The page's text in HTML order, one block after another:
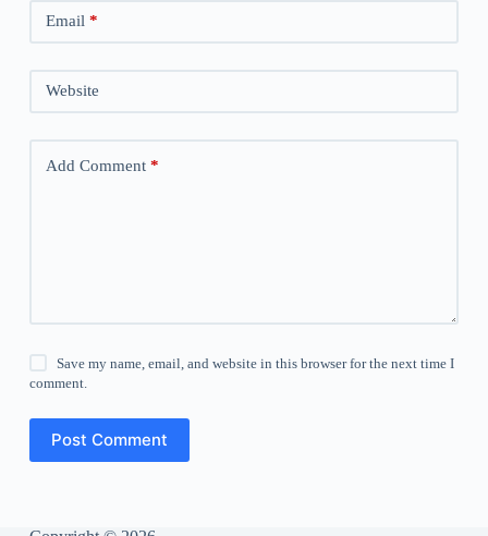
Email*
Website
Add Comment*
Save my name, email, and website in this browser for the next time I
comment.
Post Comment